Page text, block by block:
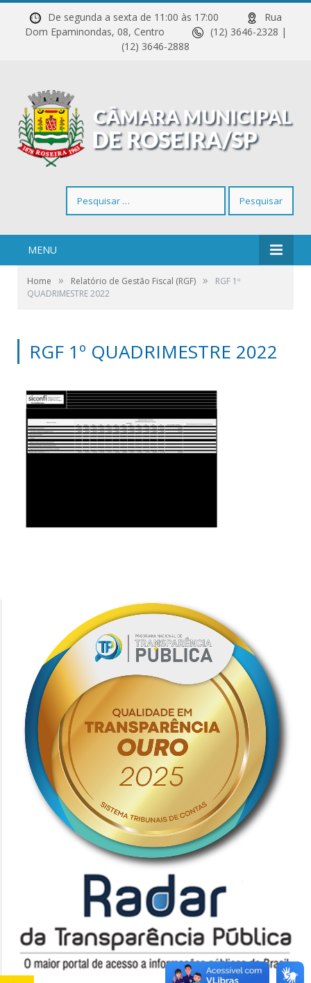
De segunda a sexta de 11:00 às 17:00
Rua
Dom Epaminondas, 08, Centro
(12) 3646-2328 |
(12) 3646-2888
por:
MENU
Home » Relatório de Gestão Fiscal (RGF) »
RGF 1º
QUADRIMESTRE 2022
RGF 1º QUADRIMESTRE 2022